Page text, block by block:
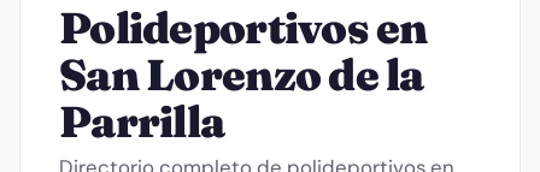
Polideportivos en
San Lorenzo de la
Parrilla